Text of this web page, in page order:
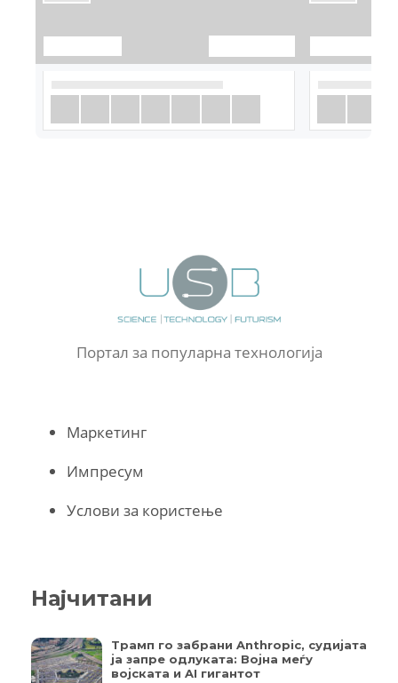
Портал за популарна технологија
Маркетинг
Импресум
Услови за користење
Најчитани
Трамп го забрани Anthropic, судијата
ја запре одлуката: Војна меѓу
војската и AI гигантот